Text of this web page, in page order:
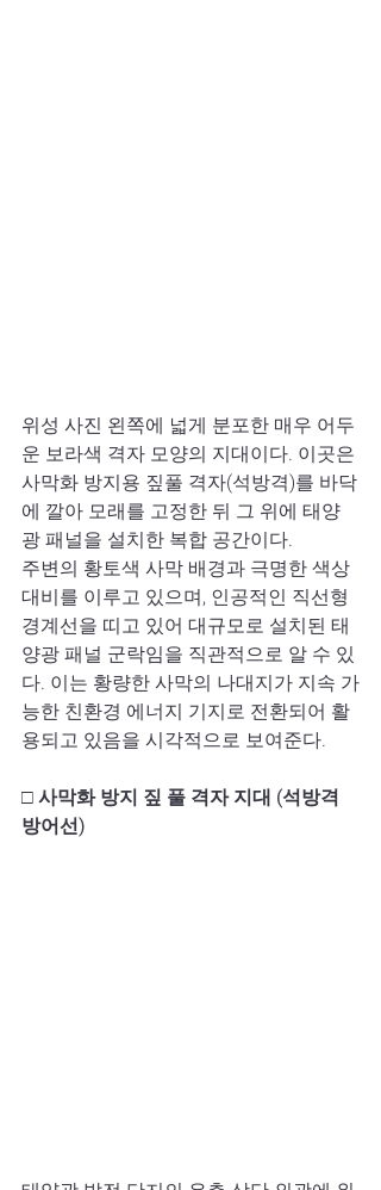
위성 사진 왼쪽에 넓게 분포한 매우 어두
운 보라색 격자 모양의 지대이다. 이곳은
사막화 방지용 짚풀 격자(석방격)를 바닥
에 깔아 모래를 고정한 뒤 그 위에 태양
광 패널을 설치한 복합 공간이다.
주변의 황토색 사막 배경과 극명한 색상
대비를 이루고 있으며, 인공적인 직선형
경계선을 띠고 있어 대규모로 설치된 태
양광 패널 군락임을 직관적으로 알 수 있
다. 이는 황량한 사막의 나대지가 지속 가
능한 친환경 에너지 기지로 전환되어 활
용되고 있음을 시각적으로 보여준다.
□ 사막화 방지 짚 풀 격자 지대 (석방격
방어선)